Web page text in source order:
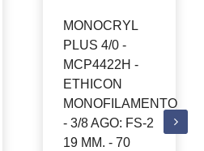
MONOCRYL
PLUS 4/0 -
MCP4422H -
ETHICON
MONOFILAMENTO
- 3/8 AGO: FS-2
19 MM. - 70